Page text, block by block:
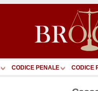
CODICE PENALE CODICE